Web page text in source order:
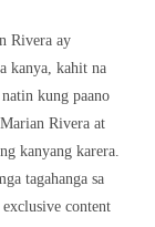
Rivera ay
kanya, kahit na
kung paano
Rivera at
kanyang karera.
tagahanga sa
content